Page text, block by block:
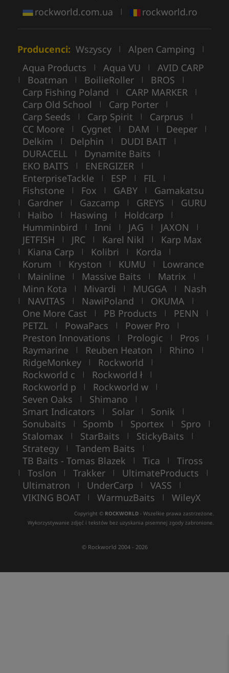
rockworld.com.ua | rockworld.ro
Producenci: Wszyscy | Alpen Camping |
Aqua Products | Aqua VU | AVID CARP
| Boatman | BoilieRoller | BROS |
Carp Fishing Poland | CARP MARKER |
Carp Old School | Carp Porter |
Carp Seeds | Carp Spirit | Carprus |
CC Moore | Cygnet | DAM | Deeper |
Delkim | Delphin | DUDI BAIT |
DURACELL | Dynamite Baits |
EKO BAITS | ENERGIZER |
EnterpriseTackle | ESP | FIL |
Fishstone | Fox | GABY | Gamakatsu
| Gardner | Gazcamp | GREYS | GURU
| Haibo | Haswing | Holdcarp |
Humminbird | Inni | JAG | JAXON |
JETFISH | JRC | Karel Nikl | Karp Max
| Kiana Carp | Kolibri | Korda |
Korum | Kryston | KUMU | Lowrance
| Mainline | Massive Baits | Matrix |
Minn Kota | Mivardi | MUGGA | Nash
| NAVITAS | NawiPoland | OKUMA |
One More Cast | PB Products | PENN |
PETZL | PowaPacs | Power Pro |
Preston Innovations | Prologic | Pros |
Raymarine | Reuben Heaton | Rhino |
RidgeMonkey | Rockworld |
Rockworld c | Rockworld ł |
Rockworld p | Rockworld w |
Seven Oaks | Shimano |
Smart Indicators | Solar | Sonik |
Sonubaits | Spomb | Sportex | Spro |
Stalomax | StarBaits | StickyBaits |
Strategy | Tandem Baits |
TB Baits - Tomas Blazek | Tica | Tiross
| Toslon | Trakker | UltimateProducts |
Ultimatron | UnderCarp | VASS |
VIKING BOAT | WarmuzBaits | WileyX
Copyright © ROCKWORLD - Wszelkie prawa zastrzeżone.
Wykorzystywanie zdjęć i tekstów bez uzyskania pisemnej zgody zabronione.
© Rockworld 2004 - 2026